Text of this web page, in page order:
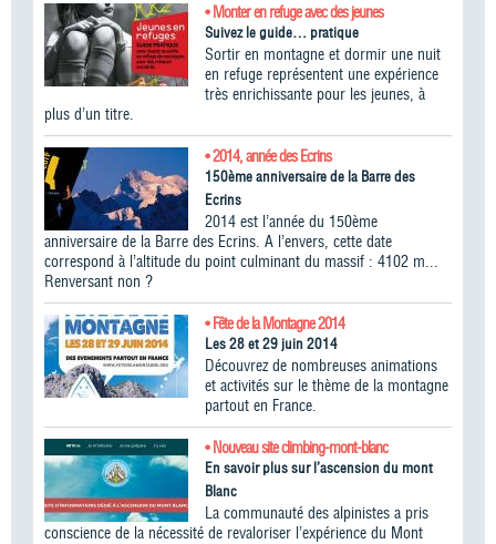
• Monter en refuge avec des jeunes
Suivez le guide… pratique
Sortir en montagne et dormir une nuit
en refuge représentent une expérience
très enrichissante pour les jeunes, à
plus d’un titre.
• 2014, année des Ecrins
150ème anniversaire de la Barre des
Ecrins
2014 est l’année du 150ème
anniversaire de la Barre des Ecrins. A l’envers, cette date
correspond à l’altitude du point culminant du massif : 4102 m...
Renversant non ?
• Fête de la Montagne 2014
Les 28 et 29 juin 2014
Découvrez de nombreuses animations
et activités sur le thème de la montagne
partout en France.
• Nouveau site climbing-mont-blanc
En savoir plus sur l’ascension du mont
Blanc
La communauté des alpinistes a pris
conscience de la nécessité de revaloriser l’expérience du Mont